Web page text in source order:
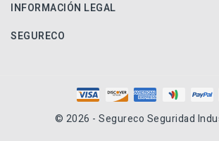
INFORMACIÓN LEGAL
SEGURECO
© 2026 - Segureco Seguridad